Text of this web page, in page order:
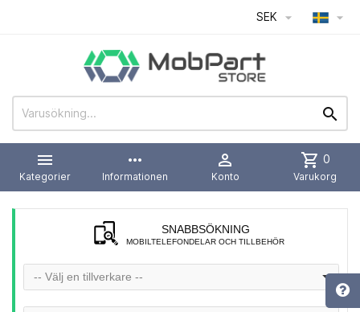
SEK  


Kategorier
more_horiz
Informationen

Konto
shopping_cart 0
Varukorg
SNABBSÖKNING
MOBILTELEFONDELAR OCH TILLBEHÖR
-- Välj en tillverkare --